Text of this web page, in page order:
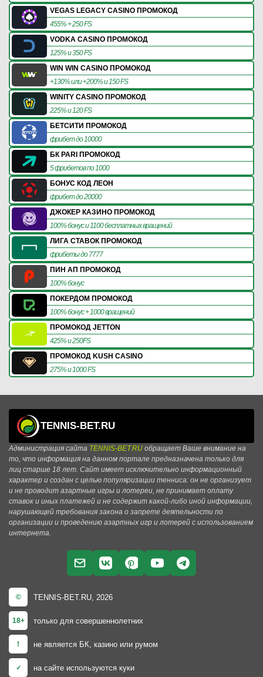
VEGAS LEGACY CASINO ПРОМОКОД
455% + 250 FS
VODKA CASINO ПРОМОКОД
125% и 350 FS
WIN WIN CASINO ПРОМОКОД
+130% или +200% и 150 FS
WINITY CASINO ПРОМОКОД
225% и 120 FS
БЕТСИТИ ПРОМОКОД
фрибет до 10000
БК PARI ПРОМОКОД
5 фрибетов по 1000
БОНУС КОД ЛЕОН
фрибет до 20000
ДЖОКЕР КАЗИНО ПРОМОКОД
100% бонус и 1100 бесплатных вращений
ЛИГА СТАВОК ПРОМОКОД
фрибеты до 7777
ПИН АП ПРОМОКОД
100% бонус
ПОКЕРДОМ ПРОМОКОД
100% бонус + 1000 вращений
ПРОМОКОД JETTON
425% и 250FS
ПРОМОКОД KUSH CASINO
275% и 1000 FS
TENNIS-BET.RU
Администрация сайта TENNIS-BET.RU обращает Ваше внимание на
то, что информация на данном портале предназначена только для
лиц старше 18 лет. Сайт имеет исключительно информационный
характер и создан с целью популяризации тенниса: он не организует
и не проводит азартные игры и лотереи, не принимает оплату
ставок и иных платежей и не содержит какой-либо иной информации,
нарушающей требования закона о запрете деятельности по
организации и проведению азартных игр и лотерей с использованием
интернета.
© TENNIS-BET.RU, 2026
18+ только для совершеннолетних
! не является БК, казино или румом
✓ на сайте используются куки